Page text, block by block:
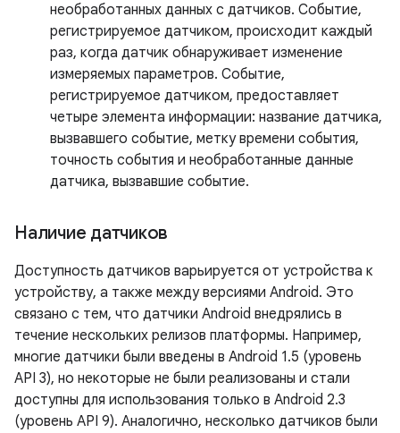
необработанных данных с датчиков. Событие,
регистрируемое датчиком, происходит каждый
раз, когда датчик обнаруживает изменение
измеряемых параметров. Событие,
регистрируемое датчиком, предоставляет
четыре элемента информации: название датчика,
вызвавшего событие, метку времени события,
точность события и необработанные данные
датчика, вызвавшие событие.
Наличие датчиков
Доступность датчиков варьируется от устройства к
устройству, а также между версиями Android. Это
связано с тем, что датчики Android внедрялись в
течение нескольких релизов платформы. Например,
многие датчики были введены в Android 1.5 (уровень
API 3), но некоторые не были реализованы и стали
доступны для использования только в Android 2.3
(уровень API 9). Аналогично, несколько датчиков были